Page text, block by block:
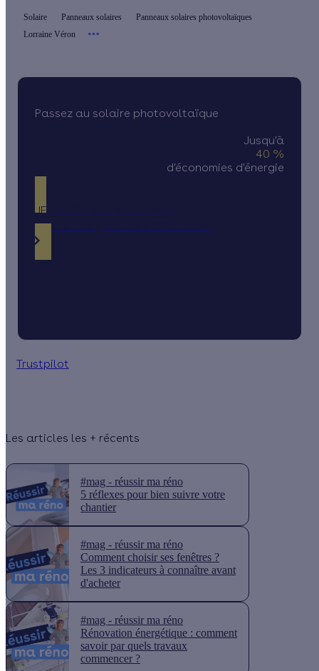
Solaire Panneaux solaires
Panneaux solaires photovoltaïques
Lorraine Véron
Passez au solaire photovoltaïque
Jusqu'à
40 %
d'économies d'énergie
JE DÉCOUVRE MES PRIMES
Simulation gratuite en 2 minutes
Trustpilot
Les articles les + récents
#mag - réussir ma réno
5 réflexes pour bien suivre votre
chantier
#mag - réussir ma réno
Comment choisir ses fenêtres ?
Les 3 indicateurs à connaître avant
d'acheter
#mag - réussir ma réno
Rénovation énergétique : comment
savoir par quels travaux
commencer ?